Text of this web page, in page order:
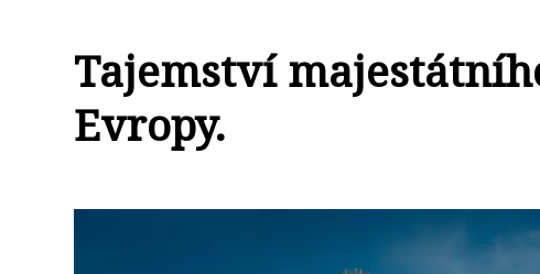
Tajemství
Evropy.